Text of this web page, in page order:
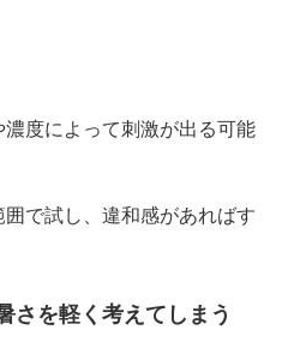
度によって刺激が出る可能
で試し、違和感があればす
さを軽く考えてしまう